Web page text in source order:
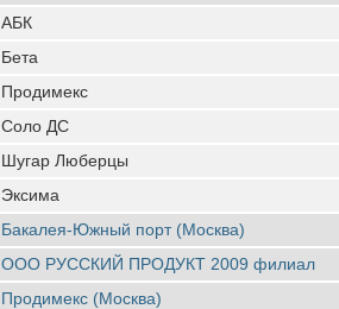
АБК
Бета
Продимекс
Соло ДС
Шугар Люберцы
Эксима
Бакалея-Южный порт (Москва)
ООО РУССКИЙ ПРОДУКТ 2009 филиал
Продимекс (Москва)